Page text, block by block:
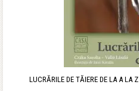
LUCRĂRILE DE TĂIERE DE LA A LA Z